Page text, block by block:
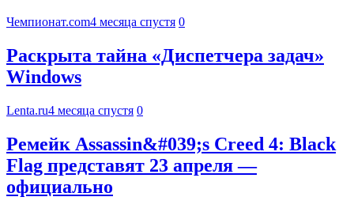
Чемпионат.com4 месяца спустя 0
Раскрыта тайна «Диспетчера задач»
Windows
Lenta.ru4 месяца спустя 0
Ремейк Assassin&#039;s Creed 4: Black
Flag представят 23 апреля —
официально